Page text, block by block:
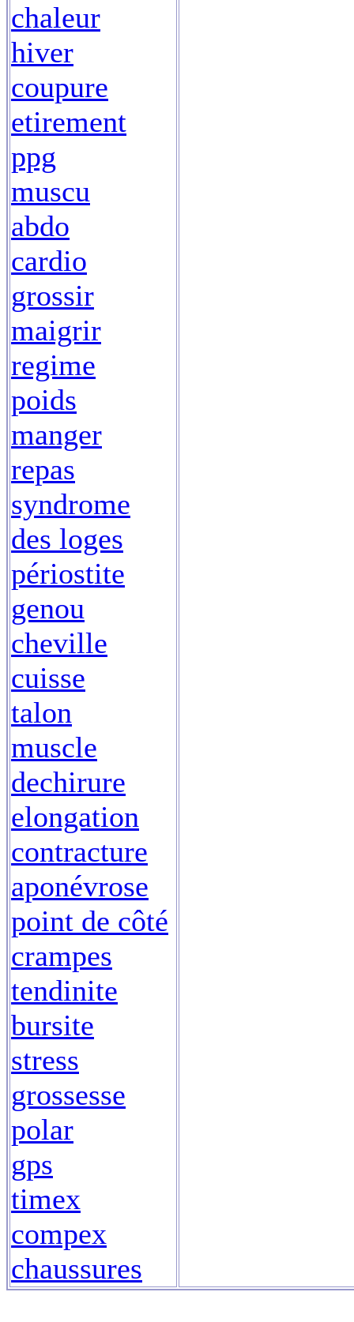
chaleur
hiver
coupure
etirement
ppg
muscu
abdo
cardio
grossir
maigrir
regime
poids
manger
repas
syndrome
des loges
périostite
genou
cheville
cuisse
talon
muscle
dechirure
elongation
contracture
aponévrose
point de côté
crampes
tendinite
bursite
stress
grossesse
polar
gps
timex
compex
chaussures